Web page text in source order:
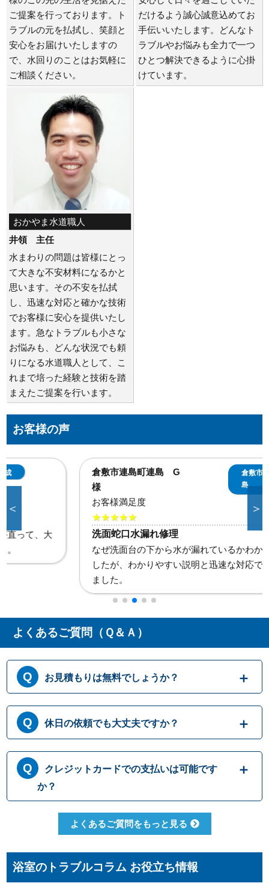
ご提案を行っております。ト
ラブルの元を払拭し、笑顔と
安心をお届けいたしますの
で、水回りのことはお気軽に
ご相談ください。
だけるよう誠心誠意込めてお
手伝いいたします。どんなト
ラブルやお悩みも全力で一つ
ひとつ解決できるように心掛
けています。
おかやま水道職人
井領 主任
水まわりの問題は皆様にとっ
て大きな不安材料になるかと
思います。その不安を払拭
し、迅速な対応と確かな技術
でお客様に安心を提供いたし
ます。急なトラブルも小さな
お悩みも、どんな状況でも頼
りになる水道職人として、こ
れまで培った経験と技術を踏
まえたご提案を行います。
お客様の声
倉敷市連島町連島 G
倉敷市連島町連
洗面蛇口水漏れ修理
なぜ洗面台の下から水が漏れているかわからず不安で
したが、わかりやすい説明と迅速な対応で大変助かり
＜ ＞
よくあるご質問（Ｑ＆Ａ）
お見積もりは無料でしょうか？
はい、まずは専門スタッフがお伺いし実際に
目で見て現場調査を行います。確認した内容
を元に、無料でお見積もりをご提示させてい
ただきます。もしお見積り内容がご希望に沿
わない場合も、キャンセル料等は一切発生い
たしません。お見積り内容にご納得・ご署名
いただかなければ作業を行うことはございま
せんので、安心してまずはご相談ください。
休日の依頼でも大丈夫ですか？
365日営業しております。休日、祝日、年末年
始いつでも対応可能です。それにかかる追加
料金は発生しません。ご安心ください。
クレジットカードでの支払いは可能です
か？
クレジットカードのご利用は、VISA、
Master、JCBカードからお選びいただけま
コンビニ決済、QR決済など、お客さまのご都
よくあるご質問をもっと見る
浴室のトラブルコラム お役立ち情報